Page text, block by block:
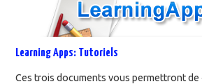
Learning Apps: Tutoriels
Ces trois documents vous permettront de